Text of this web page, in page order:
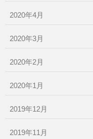
2020年4月
2020年3月
2020年2月
2020年1月
2019年12月
2019年11月